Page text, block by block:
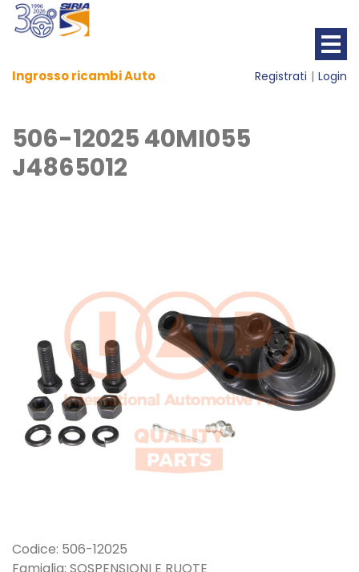
Ingrosso ricambi Auto Registrati Login
506-12025 40MI055
J4865012
Codice: 506-12025